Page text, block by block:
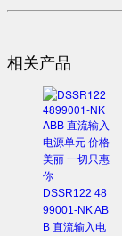
相关产品
DSSR122 48
99001-NK AB
B 直流输入电